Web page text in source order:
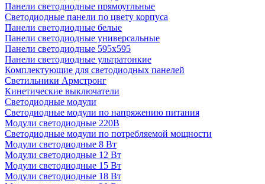
Панели светодиодные прямоугльные
Светодиодные панели по цвету корпуса
Панели светодиодные белые
Панели светодиодные универсальные
Панели светодиодные 595х595
Панели светодиодные ультратонкие
Комплектующие для светодиодных панелей
Светильники Армстронг
Кинетические выключатели
Светодиодные модули
Светодиодные модули по напряжению питания
Модули светодиодные 220В
Светодиодные модули по потребляемой мощности
Модули светодиодные 8 Вт
Модули светодиодные 12 Вт
Модули светодиодные 15 Вт
Модули светодиодные 18 Вт